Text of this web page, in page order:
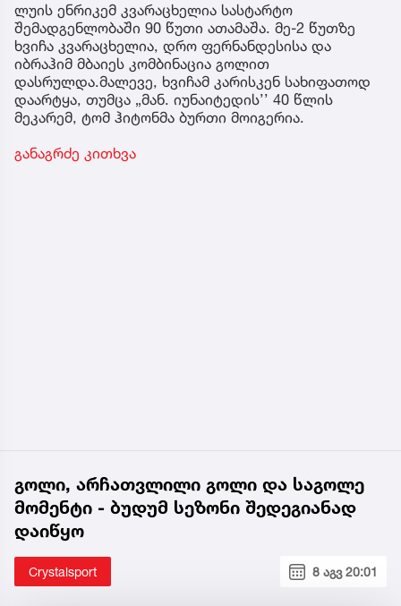
ლუის ენრიკემ კვარაცხელია სასტარტო
შემადგენლობაში 90 წუთი ათამაშა. მე-2 წუთზე
ხვიჩა კვარაცხელია, დრო ფერნანდესისა და
იბრაჰიმ მბაიეს კომბინაცია გოლით
დასრულდა.მალევე, ხვიჩამ კარისკენ სახიფათოდ
დაარტყა, თუმცა „მან. იუნაიტედის’’ 40 წლის
მეკარემ, ტომ ჰიტონმა ბურთი მოიგერია.
განაგრძე კითხვა
გოლი, არჩათვლილი გოლი და საგოლე
მომენტი - ბუდუმ სეზონი შედეგიანად
დაიწყო
Crystalsport 8 აგვ 20:01